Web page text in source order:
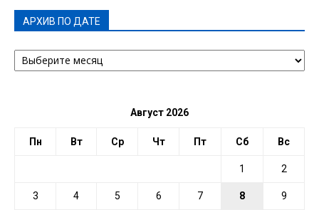
АРХИВ ПО ДАТЕ
АРХИВ
ПО
Август 2026
Пн Вт Ср Чт Пт Сб Вс
1 2
3 4 5 6 7 8 9